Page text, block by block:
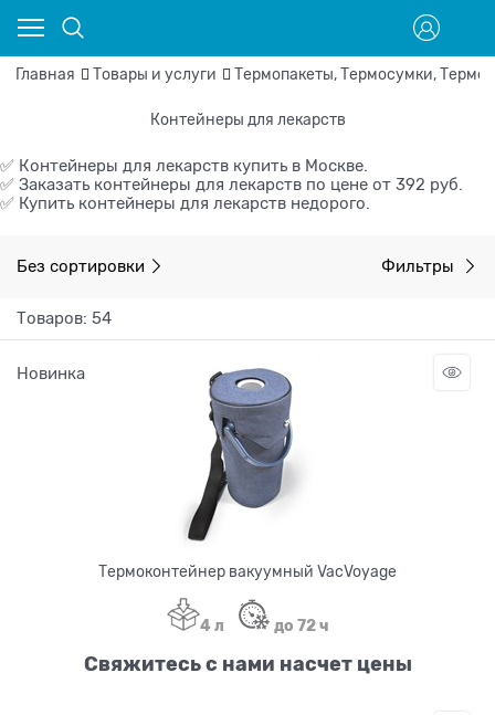
Главная Товары и услуги Термопакеты, Термосумки,
Контейнеры для лекарств
✅ Контейнеры для лекарств купить в Москве.
✅ Заказать контейнеры для лекарств по цене от 392 руб.
✅ Купить контейнеры для лекарств недорого.
Без сортировки Фильтры
Товаров: 54
Новинка
Термоконтейнер вакуумный VaсVoyage
4 л до 72 ч
Свяжитесь с нами насчет цены